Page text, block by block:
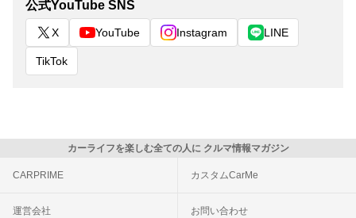
公式YouTube SNS
X YouTube Instagram LINE
TikTok
カーライフを楽しむ全ての人に クルマ情報マガジン
CARPRIME カスタムCarMe
運営会社 お問い合わせ